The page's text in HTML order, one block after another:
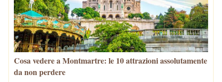
Cosa vedere a Montmartre: le 10 attrazioni assolutamente
da non perdere